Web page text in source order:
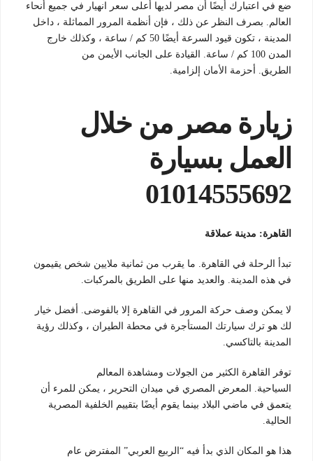
ضع في اعتبارك أيضًا أن مصر لديها أعلى سعر انهيار في جميع أنحاء
العالم. بصرف النظر عن ذلك ، فإن أنظمة المرور المماثلة ، داخل
المدينة ، تكون قيود السرعة أيضًا 50 كم / ساعة ، وكذلك خارج
المدن 100 كم / ساعة. القيادة على الجانب الأيمن من
الطريق. أحزمة الأمان إلزامية.
زيارة مصر من خلال
العمل بسيارة
01014555692
القاهرة: مدينة عملاقة
تبدأ الرحلة في القاهرة. ما يقرب من ثمانية ملايين شخص يقيمون
في هذه المدينة. والعديد منها على الطريق بالمركبات.
لا يمكن وصف حركة المرور في القاهرة إلا بالفوضى. أفضل خيار
لك هو ترك سيارتك المستأجرة في محطة الطيران ، وكذلك رؤية
المدينة بالتاكسي.
توفر القاهرة الكثير من الجولات ومشاهدة المعالم
السياحية. المعرض المصري في ميدان التحرير ، يمكن للمرء أن
يتعمق في ماضي البلاد بينما يقوم أيضًا بتقييم الخلفية المصرية
الحالية.
هذا هو المكان الذي بدأ فيه “الربيع العربي” المفترض عام